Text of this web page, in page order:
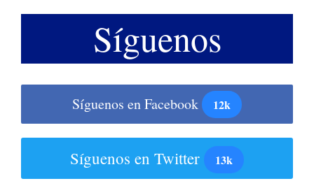
Síguenos
Síguenos en Facebook 12k
Síguenos en Twitter 13k